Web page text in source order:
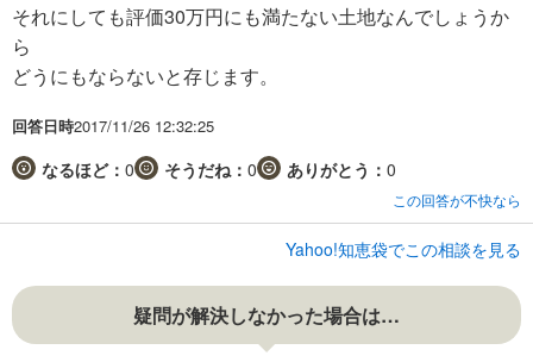
それにしても評価30万円にも満たない土地なんでしょうか
ら
どうにもならないと存じます。
回答日時2017/11/26 12:32:25
なるほど： 0 そうだね： 0 ありがとう： 0
この回答が不快なら
Yahoo!知恵袋でこの相談を見る
疑問が解決しなかった場合は…